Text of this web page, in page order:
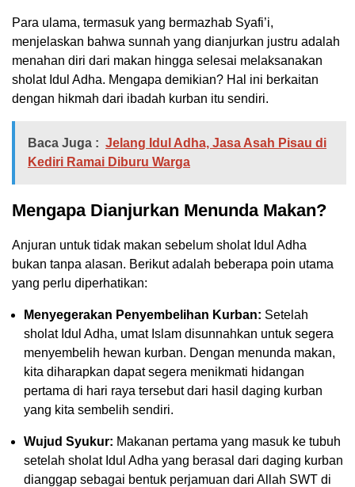
Para ulama, termasuk yang bermazhab Syafi’i,
menjelaskan bahwa sunnah yang dianjurkan justru adalah
menahan diri dari makan hingga selesai melaksanakan
sholat Idul Adha. Mengapa demikian? Hal ini berkaitan
dengan hikmah dari ibadah kurban itu sendiri.
Baca Juga : Jelang Idul Adha, Jasa Asah Pisau di
Kediri Ramai Diburu Warga
Mengapa Dianjurkan Menunda Makan?
Anjuran untuk tidak makan sebelum sholat Idul Adha
bukan tanpa alasan. Berikut adalah beberapa poin utama
yang perlu diperhatikan:
Menyegerakan Penyembelihan Kurban: Setelah
sholat Idul Adha, umat Islam disunnahkan untuk segera
menyembelih hewan kurban. Dengan menunda makan,
kita diharapkan dapat segera menikmati hidangan
pertama di hari raya tersebut dari hasil daging kurban
yang kita sembelih sendiri.
Wujud Syukur: Makanan pertama yang masuk ke tubuh
setelah sholat Idul Adha yang berasal dari daging kurban
dianggap sebagai bentuk perjamuan dari Allah SWT di